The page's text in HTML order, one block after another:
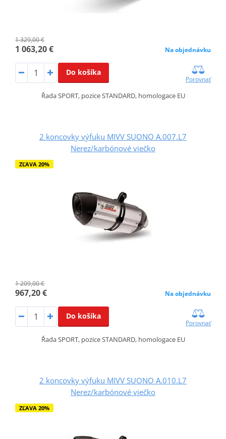
1 329,00 €
1 063,20 € Na objednávku
Do košíka
Porovnať
Řada SPORT, pozice STANDARD, homologace EU
2 koncovky výfuku MIVV SUONO A.007.L7
Nerez/karbónové viečko
ZĽAVA 20%
1 209,00 €
967,20 € Na objednávku
Do košíka
Porovnať
Řada SPORT, pozice STANDARD, homologace EU
2 koncovky výfuku MIVV SUONO A.010.L7
Nerez/karbónové viečko
ZĽAVA 20%